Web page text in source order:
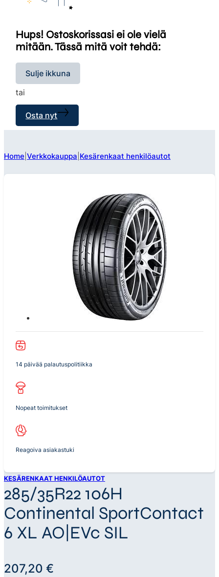
Hups! Ostoskorissasi ei ole vielä
mitään. Tässä mitä voit tehdä:
Sulje ikkuna
tai
Osta nyt
Home Verkkokauppa Kesärenkaat henkilöautot
14 päivää palautuspolitiikka
Nopeat toimitukset
Reagoiva asiakastuki
KESÄRENKAAT HENKILÖAUTOT
285/35R22 106H
Continental SportContact
6 XL AO|EVc SIL
207,20 €